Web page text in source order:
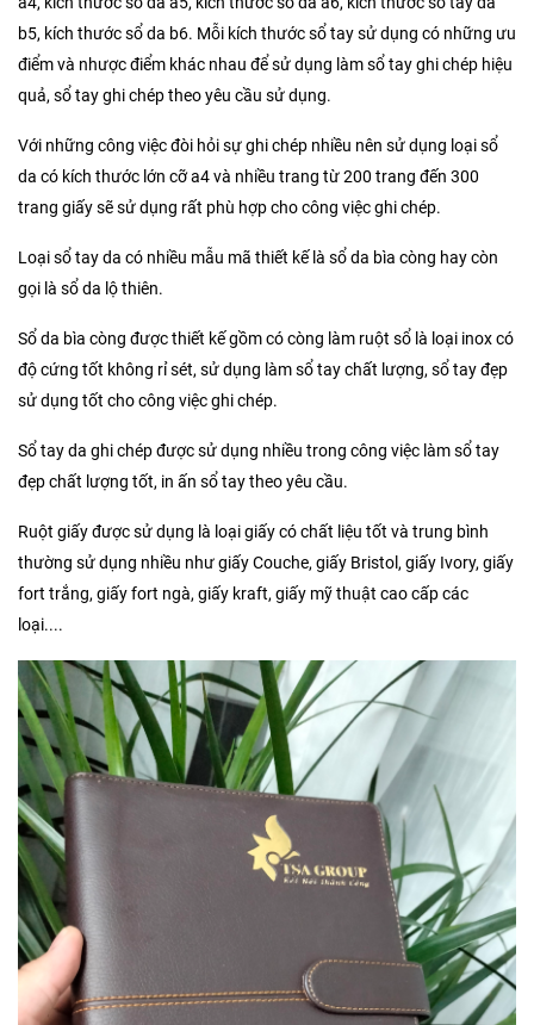
b5, kích thước sổ da b6. Mỗi kích thước sổ tay sử dụng có những ưu
điểm và nhược điểm khác nhau để sử dụng làm sổ tay ghi chép hiệu
quả, sổ tay ghi chép theo yêu cầu sử dụng.
Với những công việc đòi hỏi sự ghi chép nhiều nên sử dụng loại sổ
da có kích thước lớn cỡ a4 và nhiều trang từ 200 trang đến 300
trang giấy sẽ sử dụng rất phù hợp cho công việc ghi chép.
Loại sổ tay da có nhiều mẫu mã thiết kế là sổ da bìa còng hay còn
gọi là sổ da lộ thiên.
Sổ da bìa còng được thiết kế gồm có còng làm ruột sổ là loại inox có
độ cứng tốt không rỉ sét, sử dụng làm sổ tay chất lượng, sổ tay đẹp
sử dụng tốt cho công việc ghi chép.
Sổ tay da ghi chép được sử dụng nhiều trong công việc làm sổ tay
đẹp chất lượng tốt, in ấn sổ tay theo yêu cầu.
Ruột giấy được sử dụng là loại giấy có chất liệu tốt và trung bình
thường sử dụng nhiều như giấy Couche, giấy Bristol, giấy Ivory, giấy
fort trắng, giấy fort ngà, giấy kraft, giấy mỹ thuật cao cấp các
loại....